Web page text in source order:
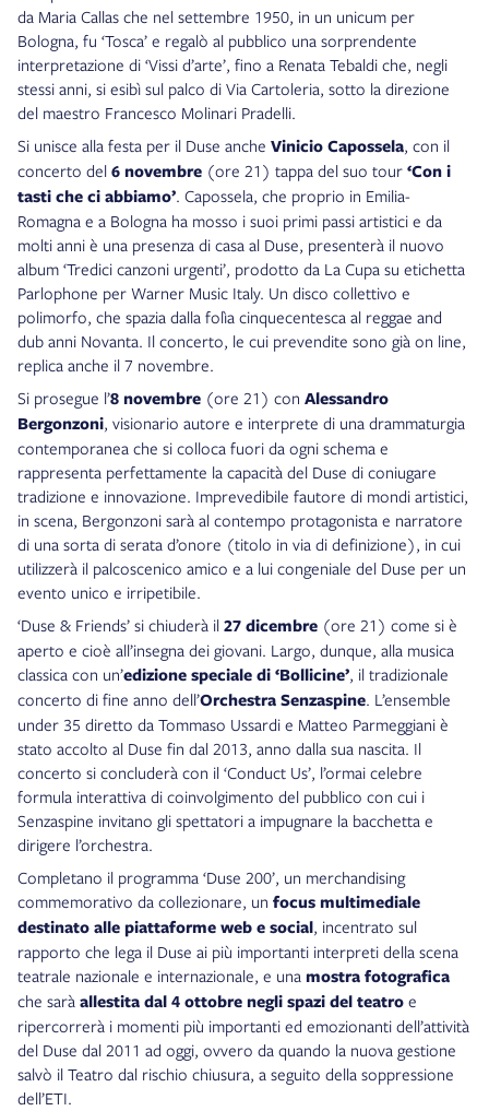
da Maria Callas che nel settembre 1950, in un unicum per
Bologna, fu ‘Tosca’ e regalò al pubblico una sorprendente
interpretazione di ‘Vissi d’arte’, fino a Renata Tebaldi che, negli
stessi anni, si esibì sul palco di Via Cartoleria, sotto la direzione
del maestro Francesco Molinari Pradelli.
Si unisce alla festa per il Duse anche Vinicio Capossela, con il
concerto del 6 novembre (ore 21) tappa del suo tour ‘Con i
tasti che ci abbiamo’. Capossela, che proprio in Emilia-
Romagna e a Bologna ha mosso i suoi primi passi artistici e da
molti anni è una presenza di casa al Duse, presenterà il nuovo
album ‘Tredici canzoni urgenti’, prodotto da La Cupa su etichetta
Parlophone per Warner Music Italy. Un disco collettivo e
polimorfo, che spazia dalla folìa cinquecentesca al reggae and
dub anni Novanta. Il concerto, le cui prevendite sono già on line,
replica anche il 7 novembre.
Si prosegue l’8 novembre (ore 21) con Alessandro
Bergonzoni, visionario autore e interprete di una drammaturgia
contemporanea che si colloca fuori da ogni schema e
rappresenta perfettamente la capacità del Duse di coniugare
tradizione e innovazione. Imprevedibile fautore di mondi artistici,
in scena, Bergonzoni sarà al contempo protagonista e narratore
di una sorta di serata d’onore (titolo in via di definizione), in cui
utilizzerà il palcoscenico amico e a lui congeniale del Duse per un
evento unico e irripetibile.
‘Duse & Friends’ si chiuderà il 27 dicembre (ore 21) come si è
aperto e cioè all’insegna dei giovani. Largo, dunque, alla musica
classica con un’edizione speciale di ‘Bollicine’, il tradizionale
concerto di fine anno dell’Orchestra Senzaspine. L’ensemble
under 35 diretto da Tommaso Ussardi e Matteo Parmeggiani è
stato accolto al Duse fin dal 2013, anno dalla sua nascita. Il
concerto si concluderà con il ‘Conduct Us’, l’ormai celebre
formula interattiva di coinvolgimento del pubblico con cui i
Senzaspine invitano gli spettatori a impugnare la bacchetta e
dirigere l’orchestra.
Completano il programma ‘Duse 200’, un merchandising
commemorativo da collezionare, un focus multimediale
destinato alle piattaforme web e social, incentrato sul
rapporto che lega il Duse ai più importanti interpreti della scena
teatrale nazionale e internazionale, e una mostra fotografica
che sarà allestita dal 4 ottobre negli spazi del teatro e
ripercorrerà i momenti più importanti ed emozionanti dell’attività
del Duse dal 2011 ad oggi, ovvero da quando la nuova gestione
salvò il Teatro dal rischio chiusura, a seguito della soppressione
dell’ETI.